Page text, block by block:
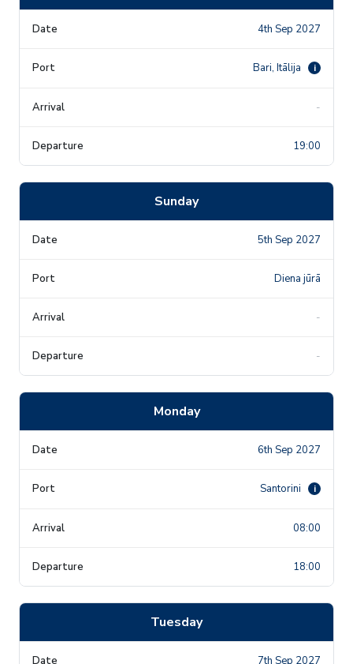
4th Sep 2027
Bari, Itālija i
-
19:00
Sunday
5th Sep 2027
Diena jūrā
-
-
Monday
6th Sep 2027
Santorini i
08:00
18:00
Tuesday
7th Sep 2027